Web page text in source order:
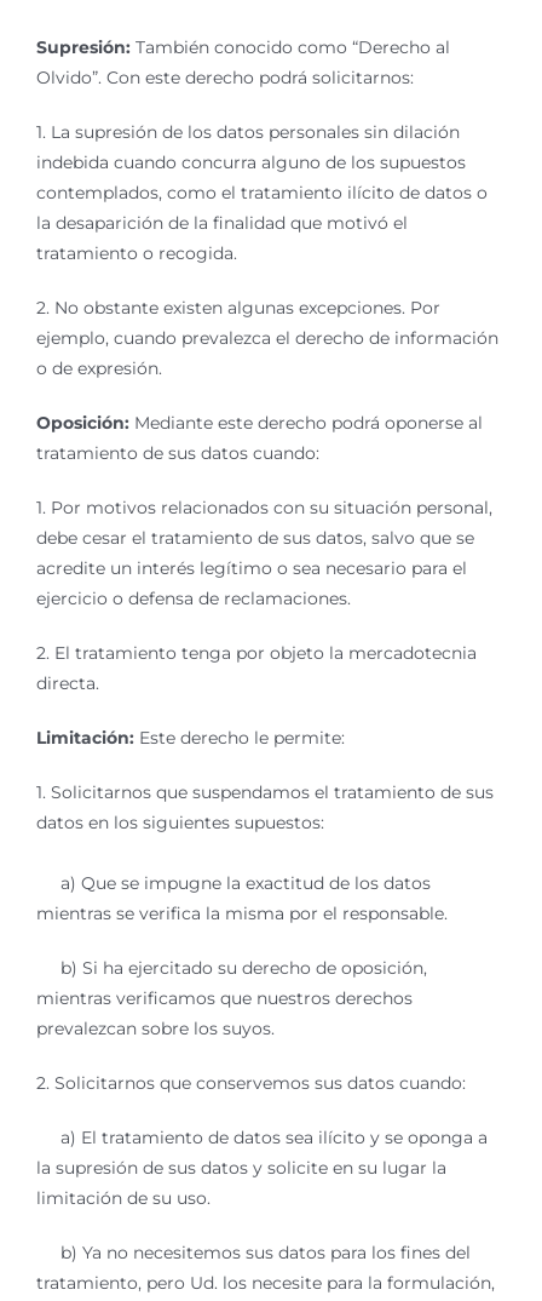
Supresión: También conocido como “Derecho al
Olvido”. Con este derecho podrá solicitarnos:
1. La supresión de los datos personales sin dilación
indebida cuando concurra alguno de los supuestos
contemplados, como el tratamiento ilícito de datos o
la desaparición de la finalidad que motivó el
tratamiento o recogida.
2. No obstante existen algunas excepciones. Por
ejemplo, cuando prevalezca el derecho de información
o de expresión.
Oposición: Mediante este derecho podrá oponerse al
tratamiento de sus datos cuando:
1. Por motivos relacionados con su situación personal,
debe cesar el tratamiento de sus datos, salvo que se
acredite un interés legítimo o sea necesario para el
ejercicio o defensa de reclamaciones.
2. El tratamiento tenga por objeto la mercadotecnia
directa.
Limitación: Este derecho le permite:
1. Solicitarnos que suspendamos el tratamiento de sus
datos en los siguientes supuestos:
a) Que se impugne la exactitud de los datos
mientras se verifica la misma por el responsable.
b) Si ha ejercitado su derecho de oposición,
mientras verificamos que nuestros derechos
prevalezcan sobre los suyos.
2. Solicitarnos que conservemos sus datos cuando:
a) El tratamiento de datos sea ilícito y se oponga a
la supresión de sus datos y solicite en su lugar la
limitación de su uso.
b) Ya no necesitemos sus datos para los fines del
tratamiento, pero Ud. los necesite para la formulación,